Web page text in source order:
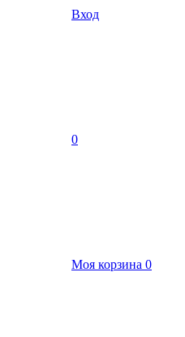
Вход
0
Моя корзина 0